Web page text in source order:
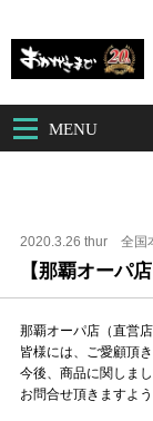
MENU
2020.3.26 thur 全国
【那覇オーパ
那覇オーパ店（直営
皆様には、ご愛顧頂
今後、商品に関しま
お問合せ頂きますよ